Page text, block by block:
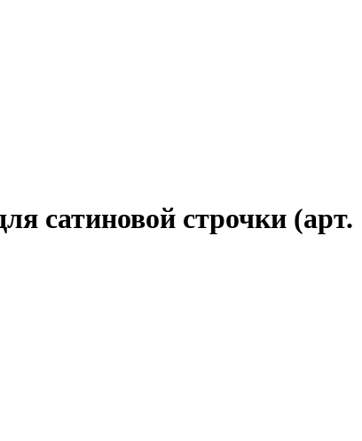
сатиновой строчки (арт.